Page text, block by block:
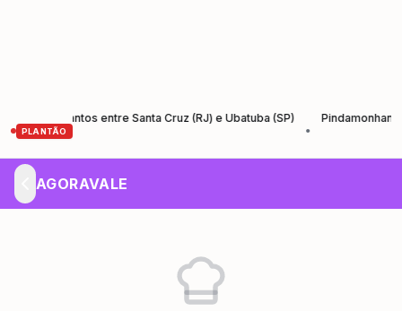
PLANTÃO
Santos entre Santa Cruz (RJ) e Ubatuba (SP)
Pindamonhangaba
AGORAVALE